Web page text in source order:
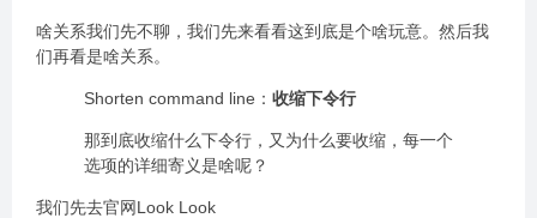
啥关系我们先不聊，我们先来看看这到底是个啥玩意。然后我
们再看是啥关系。
Shorten command line： 收缩下令行
那到底收缩什么下令行，又为什么要收缩，每一个
选项的详细寄义是啥呢？
我们先去官网Look Look